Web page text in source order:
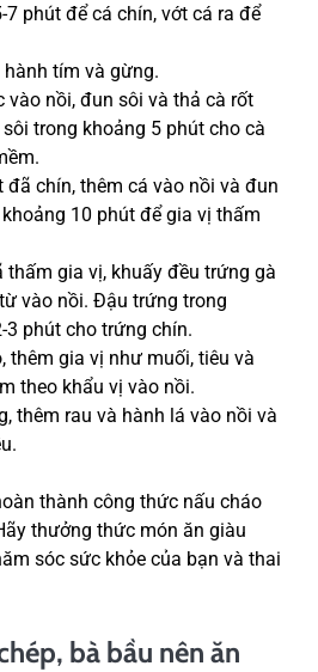
7 phút để cá chín, vớt cá ra để
hành tím và gừng.
vào nồi, đun sôi và thả cà rốt
trong khoảng 5 phút cho cà
đã chín, thêm cá vào nồi và đun
10 phút để gia vị thấm
thấm gia vị, khuấy đều trứng gà
vào nồi. Đậu trứng trong
3 phút cho trứng chín.
thêm gia vị như muối, tiêu và
theo khẩu vị vào nồi.
thêm rau và hành lá vào nồi và
thành công thức nấu cháo
thưởng thức món ăn giàu
sóc sức khỏe của bạn và thai
bà bầu nên ăn